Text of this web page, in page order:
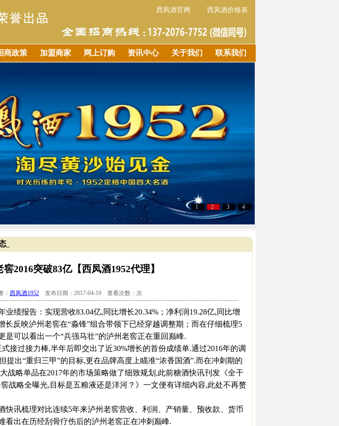
西凤酒官网 西凤酒价格表
商政策 加盟商家 网上订购 资讯中心 关于我们 联系我们
1 2 3 4
2016突破83亿【西凤酒1952代理】
： 西凤酒1952 发布日期：2017-04-19 查看次数： 次
绩报告：实现营收83.04亿,同比增长20.34%；净利润19.28亿,同比增
长反映泸州老窖在“淼锋”组合带领下已经穿越调整期；而在仔细梳理5
是可以看出一个“兵强马壮”的泸州老窖正在重回巅峰.
过接力棒,半年后即交出了近30%增长的首份成绩单.通过2016年的调
提出“重归三甲”的目标,更在品牌高度上瞄准“浓香国酒”.而在冲刺期的
战略单品在2017年的市场策略做了细致规划,此前糖酒快讯刊发《全干
战略全曝光,目标是五粮液还是洋河？》一文便有详细内容,此处不再赘
讯梳理对比连续5年来泸州老窖营收、利润、产销量、预收款、货币
看出在历经刮骨疗伤后的泸州老窖正在冲刺巅峰.